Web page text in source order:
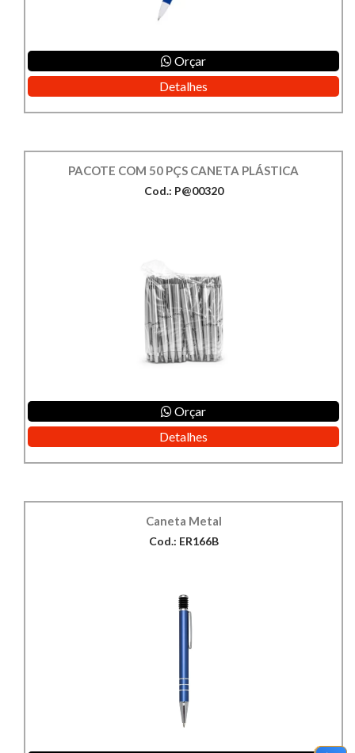
Orçar
Detalhes
PACOTE COM 50 PÇS CANETA PLÁSTICA
Cod.: P@00320
Orçar
Detalhes
Caneta Metal
Cod.: ER166B